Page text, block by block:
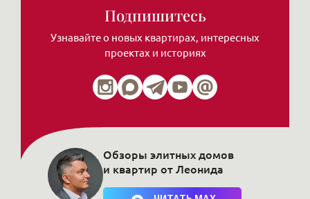
Подпишитесь
Узнавайте о новых квартирах, интересных
проектах и историях
Нажимая на кнопку, Вы соглашаетесь c политикой сайта
Обзоры элитных домов
и квартир от Леонида